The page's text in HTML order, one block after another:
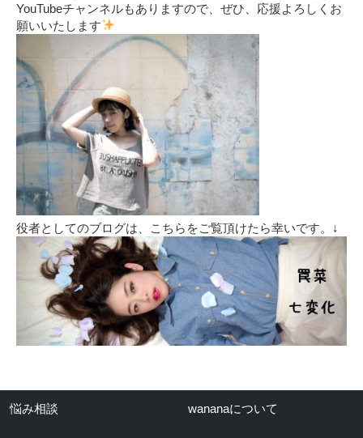
YouTubeチャンネルもありますので、ぜひ、応援よろしくお
願いいたします
役者としてのブログは、こちらをご覧頂けたら幸いです。↓
悩み相談 wananaについて